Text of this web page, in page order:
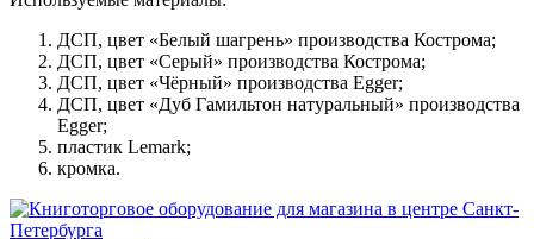
ДСП, цвет «Белый шагрень» производства Кострома;
ДСП, цвет «Серый» производства Кострома;
ДСП, цвет «Чёрный» производства Egger;
ДСП, цвет «Дуб Гамильтон натуральный» производства
Egger;
пластик Lemark;
кромка.